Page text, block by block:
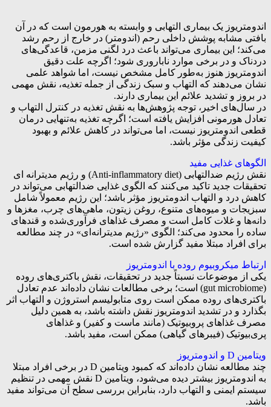
اندومتریوز یک بیماری التهابی و وابسته به هورمون است که در آن
بافتی مشابه پوشش داخلی رحم (اندومتر) در خارج از رحم رشد
می‌کند؛ این بیماری می‌تواند باعث درد لگنی مزمن، قاعدگی‌های
دردناک و در برخی موارد ناباروری شود؛ اگرچه علت دقیق
اندومتریوز هنوز به‌طور کامل مشخص نیست، اما شواهد علمی
نشان می‌دهند که التهاب و سبک زندگی از جمله تغذیه، نقش مهمی
در بروز و تشدید علائم این بیماری دارند.
در سال‌های اخیر، توجه پژوهش‌ها به نقش تغذیه در کنترل التهاب و
تعادل هورمونی افزایش یافته است؛ اگرچه تغذیه به‌تنهایی درمان
قطعی اندومتریوز نیست، اما می‌تواند در کاهش علائم و بهبود
کیفیت زندگی مؤثر باشد.
الگوهای غذایی مفید
نقش رژیم ضدالتهابی (Anti‑inflammatory diet) و رژیم مدیترانه ای
تحقیقات جدید تاکید می‌کنند که الگوی غذایی ضدالتهابی می‌تواند در
کاهش درد و التهاب اندومتریوز مؤثر باشد؛ این رژیم معمولاً شامل
سبزیجات و میوه‌های متنوع، روغن زیتون، ماهی‌های چرب، مغزها و
دانه‌ها و غلات کامل است و مصرف غذاهای فرآوری‌شده و قندهای
ساده را محدود می‌کند؛ الگوی «رژیم مدیترانه‌ای» در چند مطالعه
برای افراد مبتلا مفید گزارش شده است.
ارتباط میکروبیوم روده با اندومتریوز
یکی از موضوعات نسبتاً جدید در تحقیقات، نقش باکتری‌های روده
(gut microbiome) است؛ برخی مطالعات نشان داده‌اند عدم تعادل
باکتری‌های روده ممکن است روی متابولیسم استروژن و التهاب اثر
بگذارد و در تشدید اندومتریوز نقش داشته باشد، به همین دلیل
مصرف غذاهای پروبیوتیک (مانند ماست و کفیر) و غذاهای
پری‌بیوتیک (فیبرهای گیاهی) ممکن است، مفید باشد.
ویتامین D و اندومتریوز
چند مطالعه نشان داده‌اند که کمبود ویتامین D در برخی افراد مبتلا
به اندومتریوز بیشتر دیده می‌شود، ویتامین D نقش مهمی در تنظیم
سیستم ایمنی و التهاب دارد، بنابراین بررسی سطح آن می‌تواند مفید
باشد.